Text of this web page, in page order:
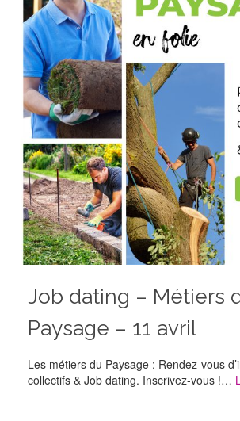
Job dating – Métiers
Paysage – 11 avril
Les métiers du Paysage : Rendez-vous
collectifs & Job dating. Inscrivez-vous !…